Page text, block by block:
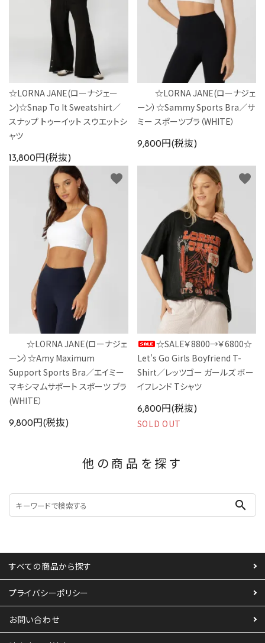
☆LORNA JANE(ローナジェー
ン)☆Snap To It Sweatshirt／
スナップ トゥーイット スウエットシ
ャツ
13,800円(税抜)
☆LORNA JANE(ローナジェ
ーン）☆Sammy Sports Bra／サ
ミー スポーツブラ（WHITE）
9,800円(税抜)
☆LORNA JANE(ローナジェ
ーン）☆Amy Maximum
Support Sports Bra／エイミー
マキシマムサポート スポーツ ブラ
(WHITE）
9,800円(税抜)
favorite
☆SALE￥8800→￥6800☆
Let's Go Girls Boyfriend T-
Shirt／レッツゴー ガールズ ボー
イフレンド Tシャツ
6,800円(税抜)
SOLD OUT
favorite
他の商品を探す
search
すべての商品から探す
プライバシーポリシー
お問い合わせ